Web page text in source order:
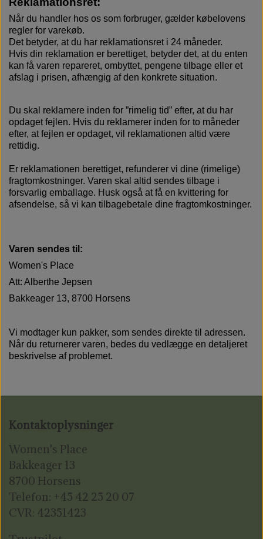
Når du handler hos os som forbruger, gælder købelovens
regler for varekøb.
Det betyder, at du har reklamationsret i 24 måneder.
Hvis din reklamation er berettiget, betyder det, at du enten
kan få varen repareret, ombyttet, pengene tilbage eller et
afslag i prisen, afhængig af den konkrete situation.
Du skal reklamere inden for ”rimelig tid” efter, at du har
opdaget fejlen. Hvis du reklamerer inden for to måneder
efter, at fejlen er opdaget, vil reklamationen altid være
rettidig.
Er reklamationen berettiget, refunderer vi dine (rimelige)
fragtomkostninger. Varen skal altid sendes tilbage i
forsvarlig emballage. Husk også at få en kvittering for
afsendelse, så vi kan tilbagebetale dine fragtomkostninger.
Varen sendes til:
Women's Place
Att: Alberthe Jepsen
Bakkeager 13, 8700 Horsens
Vi modtager kun pakker, som sendes direkte til adressen.
Når du returnerer varen, bedes du vedlægge en detaljeret
beskrivelse af problemet.
Kontaktoplysninger
Women's Place
Bakkeager 13
8700 Horsens
Telefon: +45 42 25 20 07
CVR: 42351423